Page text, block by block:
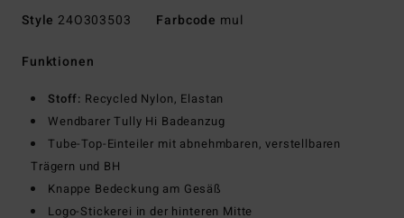
Style 24O303503 Farbcode mul
Funktionen
Stoff: Recycled Nylon, Elastan
Wendbarer Tully Hi Badeanzug
Tube-Top-Einteiler mit abnehmbaren, verstellbaren
Trägern und BH
Knappe Bedeckung am Gesäß
Logo-Stickerei in der hinteren Mitte